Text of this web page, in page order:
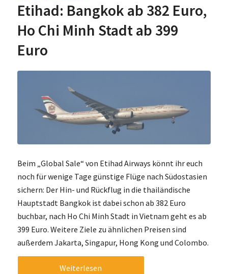
Etihad: Bangkok ab 382 Euro,
Ho Chi Minh Stadt ab 399
Euro
Beim „Global Sale“ von Etihad Airways könnt ihr euch
noch für wenige Tage günstige Flüge nach Südostasien
sichern: Der Hin- und Rückflug in die thailändische
Hauptstadt Bangkok ist dabei schon ab 382 Euro
buchbar, nach Ho Chi Minh Stadt in Vietnam geht es ab
399 Euro. Weitere Ziele zu ähnlichen Preisen sind
außerdem Jakarta, Singapur, Hong Kong und Colombo.
Weiterlesen